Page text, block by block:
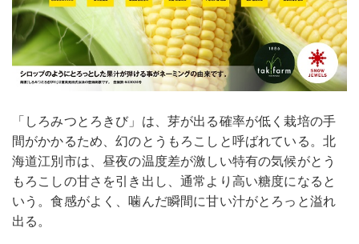
「しろみつとろきび」は、芽が出る確率が低く栽培の手
間がかかるため、幻のとうもろこしと呼ばれている。北
海道江別市は、昼夜の温度差が激しい特有の気候がとう
もろこしの甘さを引き出し、通常より高い糖度になると
いう。食感がよく、噛んだ瞬間に甘い汁がとろっと溢れ
出る。